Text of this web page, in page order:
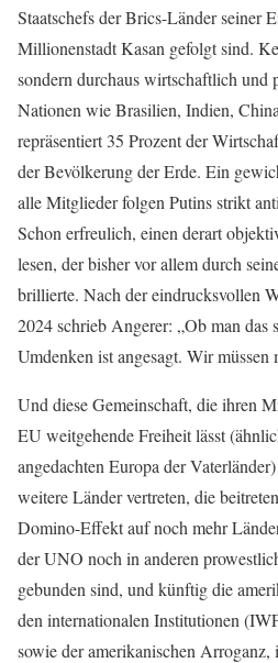
Staatschefs der Brics-Länder seiner
Millionenstadt Kasan gefolgt sind.
sondern durchaus wirtschaftlich und
Nationen wie Brasilien, Indien,
repräsentiert 35 Prozent der
der Bevölkerung der Erde. Ein
alle Mitglieder folgen Putins strikt
Schon erfreulich, einen derart
lesen, der bisher vor allem durch
brillierte. Nach der eindrucksvollen
2024 schrieb Angerer: „Ob man das
Umdenken ist angesagt. Wir müssen
Und diese Gemeinschaft, die ihren
EU weitgehende Freiheit lässt
angedachten Europa der
weitere Länder vertreten, die
Domino-Effekt auf noch mehr
der UNO noch in anderen
gebunden sind, und künftig die
den internationalen Institutionen
sowie der amerikanischen Arroganz,